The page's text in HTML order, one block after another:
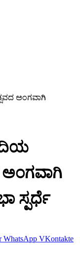
ಅಂಗವಾಗಿ
ಸ್ಪರ್ಧೆ
WhatsApp VKontakte